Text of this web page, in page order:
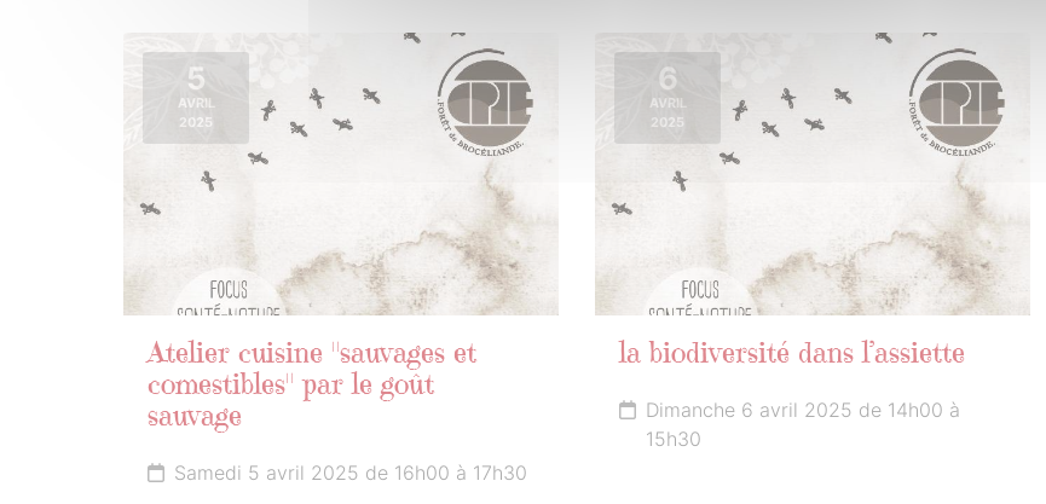
5
AVRIL
2025
Atelier cuisine "sauvages et
comestibles" par le goût
sauvage
Samedi 5 avril 2025 de 16h00 à 17h30
6
AVRIL
2025
la biodiversité dans l’assiette
Dimanche 6 avril 2025 de 14h00 à
15h30